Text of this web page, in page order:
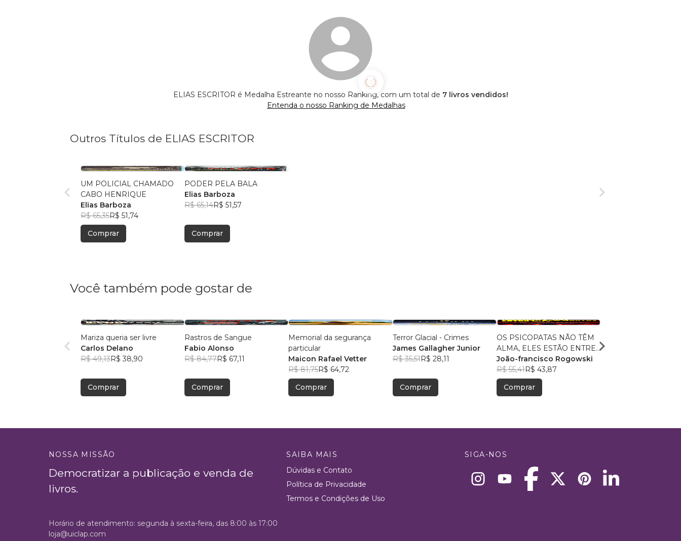
ELIAS ESCRITOR é Medalha Estreante no nosso Ranking, com um total de 7 livros vendidos!
Entenda o nosso Ranking de Medalhas
Outros Títulos de ELIAS ESCRITOR
UM POLICIAL CHAMADO
CABO HENRIQUE
Elias Barboza
R$ 65,35R$ 51,74
Comprar
PODER PELA BALA
Elias Barboza
R$ 65,14R$ 51,57
Comprar
Você também pode gostar de
Mariza queria ser livre
Carlos Delano
R$ 49,13R$ 38,90
Comprar
Rastros de Sangue
Fabio Alonso
R$ 84,77R$ 67,11
Comprar
Memorial da segurança
particular
Maicon Rafael Vetter
R$ 81,75R$ 64,72
Comprar
Terror Glacial - Crimes
James Gallagher Junior
R$ 35,51R$ 28,11
Comprar
OS PSICOPATAS NÃO TÊM
ALMA, ELES ESTÃO ENTRE
NÓS. COMO IDENTIFICÁ-
LOS E SE PROTEGER.
João-francisco Rogowski
R$ 55,41R$ 43,87
Comprar
Ronilson de Oliveira
NOSSA MISSÃO
Democratizar a publicação e venda de
livros.
SAIBA MAIS
Dúvidas e Contato
Política de Privacidade
Termos e Condições de Uso
SIGA-NOS
Horário de atendimento: segunda à sexta-feira, das 8:00 às 17:00
loja@uiclap.com